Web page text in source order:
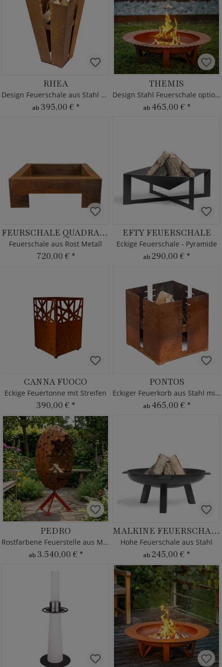
RHEA
Design Feuerschale aus Stahl optional mit Grillrost
ab 395,00 € *
THEMIS
Design Stahl Feuerschale optional mit Grillrost
ab 465,00 € *
FEURSCHALE QUADRATO
Feuerschale aus Rost Metall
720,00 € *
EFTY FEUERSCHALE
Eckige Feuerschale - Pyramide
ab290,00 € *
CANNA FUOCO
Eckige Feuertonne mit Streifen
390,00 € *
PONTOS
Eckiger Feuerkorb aus Stahl mit Grillrost - modern
ab 465,00 € *
PEDRO
Rostfarbene Feuerstelle aus Metall
ab 3.540,00 € *
MALKINE FEUERSCHALE
Hohe Feuerschale aus Stahl
ab245,00 € *